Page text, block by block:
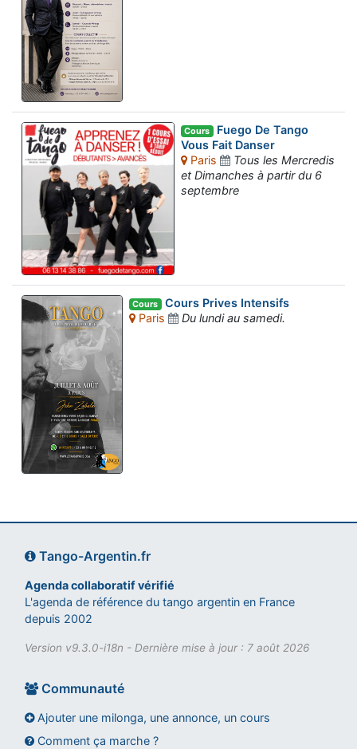
Cours Fuego De Tango
Vous Fait Danser
Paris
Tous les Mercredis
et Dimanches à partir du 6
septembre
Cours Cours Prives Intensifs
Paris
Du lundi au samedi.
Tango-Argentin.fr
Agenda collaboratif vérifié
L'agenda de référence du tango argentin en France
depuis 2002
Version v9.3.0-i18n - Dernière mise à jour : 7 août 2026
Communauté
Ajouter une milonga, une annonce, un cours
Comment ça marche ?